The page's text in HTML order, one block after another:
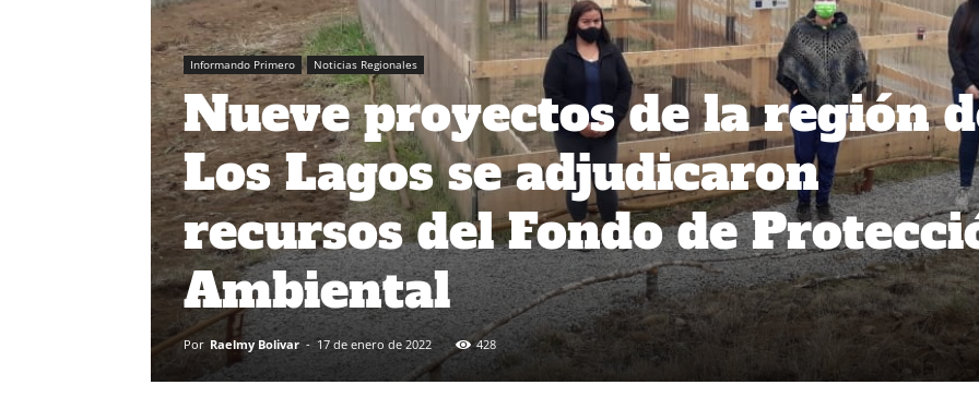
Informando Primero Noticias Regionales
Nueve proyectos de la región
Los Lagos se adjudicaron
recursos del Fondo de
Ambiental
Por Raelmy Bolivar - 17 de enero de 2022 428